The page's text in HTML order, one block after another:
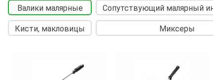
Валики малярные
Кисти, макловицы
Сопутствующий малярный
Миксеры